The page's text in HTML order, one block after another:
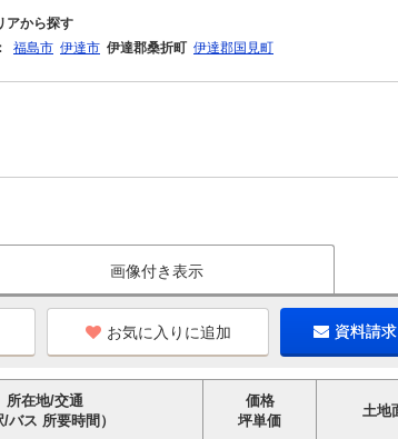
アから探す
福島市 伊達市 伊達郡桑折町 伊達郡国見町
画像付き表示
お気に入りに追加 資料請
所在地/交通
/バス 所要時間）
価格
坪単価
土地